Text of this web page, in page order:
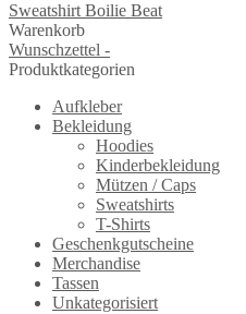
Sweatshirt Boilie Beat
Warenkorb
Wunschzettel -
Produktkategorien
Aufkleber
Bekleidung
Hoodies
Kinderbekleidung
Mützen / Caps
Sweatshirts
T-Shirts
Geschenkgutscheine
Merchandise
Tassen
Unkategorisiert